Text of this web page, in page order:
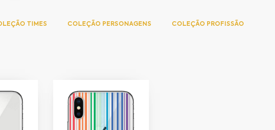
TIMES COLEÇÃO PERSONAGENS COLEÇÃO PROFISSÃO